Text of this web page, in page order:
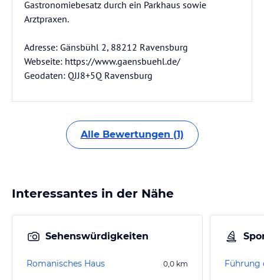
Gastronomiebesatz durch ein Parkhaus sowie
Arztpraxen.
Adresse: Gänsbühl 2, 88212 Ravensburg
Webseite: https://www.gaensbuehl.de/
Geodaten: QJJ8+5Q Ravensburg
Alle Bewertungen (1)
Interessantes in der Nähe
Sehenswürdigkeiten
Romanisches Haus 0,0 km Führung